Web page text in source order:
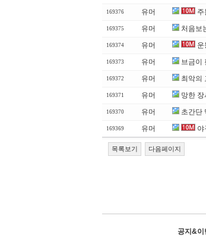
169376 유머 주
169375 유머 처음보
169374 유머 운
169373 유머 브금이
169372 유머 최악의
169371 유머 망한
169370 유머 초간단
169369 유머 야
목록보기 다음페이지
공지&이